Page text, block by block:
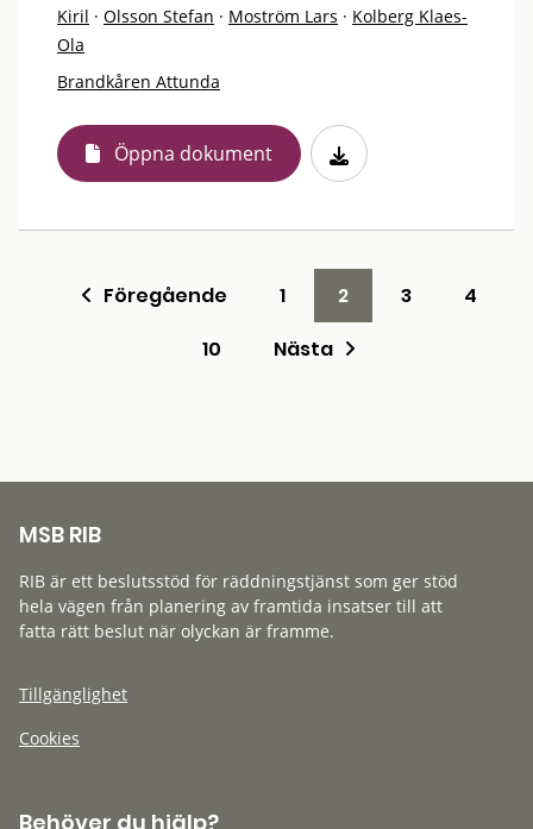
Kiril · Olsson Stefan · Moström Lars · Kolberg Klaes-
Ola
Brandkåren Attunda
Öppna dokument
Föregående 1 2 3
4
10
Nästa
MSB RIB
RIB är ett beslutsstöd för räddningstjänst som ger stöd
hela vägen från planering av framtida insatser till att
fatta rätt beslut när olyckan är framme.
Tillgänglighet
Cookies
Behöver du hjälp?